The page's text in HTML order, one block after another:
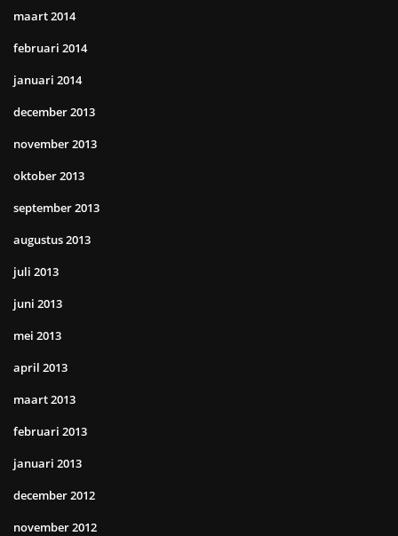
maart 2014
februari 2014
januari 2014
december 2013
november 2013
oktober 2013
september 2013
augustus 2013
juli 2013
juni 2013
mei 2013
april 2013
maart 2013
februari 2013
januari 2013
december 2012
november 2012